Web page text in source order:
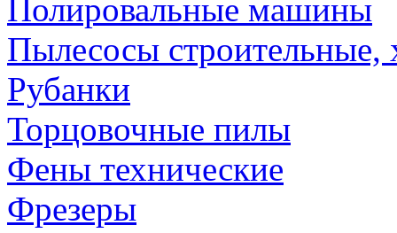
Полировальные машины
Пылесосы строительные,
Рубанки
Торцовочные пилы
Фены технические
Фрезеры